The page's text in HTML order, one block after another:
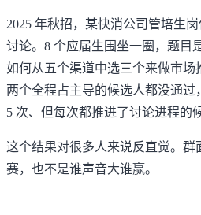
2025 年秋招，某快消公司管培生
讨论。8 个应届生围坐一圈，题目
如何从五个渠道中选三个来做市场
两个全程占主导的候选人都没通过
5 次、但每次都推进了讨论进程的
这个结果对很多人来说反直觉。
赛，也不是谁声音大谁赢。